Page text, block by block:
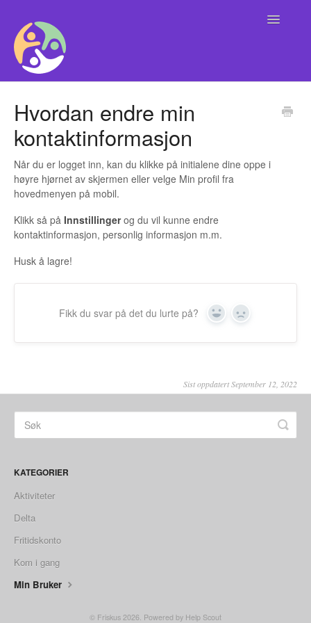
Toggle
Brukere
Kontaktinformasjon Support
Organisasjoner og arrangører
Kommune
Hvordan endre min
kontaktinformasjon
Når du er logget inn, kan du klikke på initialene dine oppe i
høyre hjørnet av skjermen eller velge Min profil fra
hovedmenyen på mobil.
Klikk så på Innstillingerog du vil kunne endre
kontaktinformasjon, personlig informasjon m.m.
Husk å lagre!
Fikk du svar på det du lurte på? Yes No
Sist oppdatert September 12, 2022
KATEGORIER
Aktiviteter
Delta
Fritidskonto
Kom i gang
Min Bruker
© Friskus 2026. Powered by Help Scout